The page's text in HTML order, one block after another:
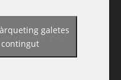
guiadereus/
galetes